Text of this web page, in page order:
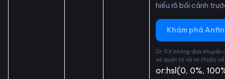
hiểu rõ bối cảnh
Khám phá
Dr TiX không đưa
và quản trị rủi ro thuộc
or:hsl(0, 0%,